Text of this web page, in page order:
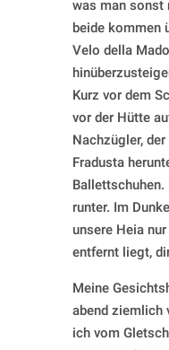
was man sonst
beide kommen
Velo della
Kurz vor dem
vor der Hütte
Nachzügler,
Fradusta
runter. Im
unsere Heia
entfernt liegt,
Meine
abend ziemlich
ich vom